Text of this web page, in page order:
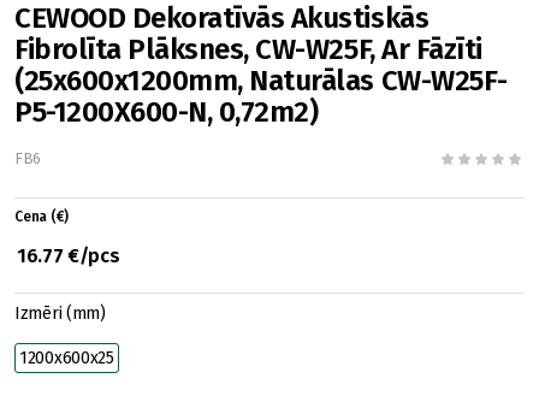
CEWOOD Dekoratīvās Akustiskās
Fibrolīta Plāksnes, CW-W25F, Ar Fāzīti
(25x600x1200mm, Naturālas CW-W25F-
P5-1200X600-N, 0,72m2)
FB6
Cena (€)
16.77 €/pcs
Izmēri (mm)
1200x600x25